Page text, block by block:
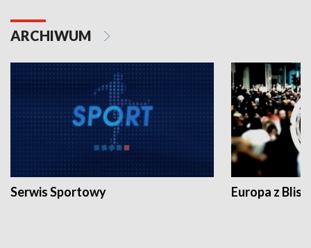
ARCHIWUM
Serwis Sportowy Europa z